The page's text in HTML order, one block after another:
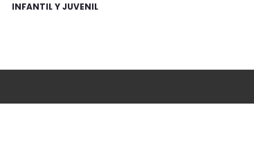
INFANTIL Y JUVENIL